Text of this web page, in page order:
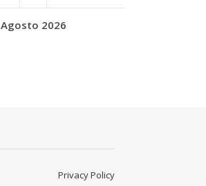
Agosto 2026
Privacy Policy